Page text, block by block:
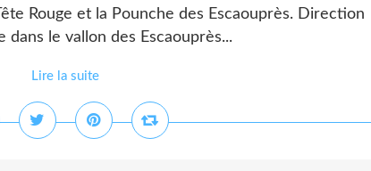
Rouge et la Pounche des Escaouprès. Direction
le vallon des Escaouprès...
Lire la suite